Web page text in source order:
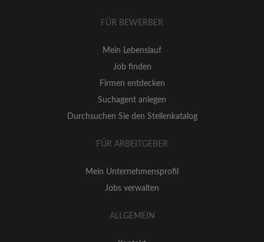
FÜR BEWERBER
Mein Lebenslauf
Job finden
Firmen entdecken
Suchagent anlegen
Durchsuchen Sie den Stellenkatalog
FÜR ARBEITGEBER
Mein Unternehmensprofil
Jobs verwalten
ALLGEMEIN